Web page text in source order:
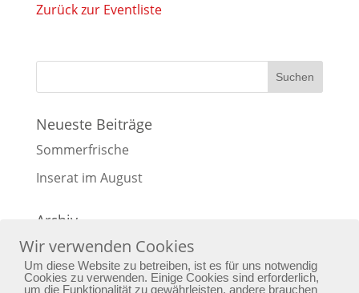
Zurück zur Eventliste
Neueste Beiträge
Sommerfrische
Inserat im August
Archiv
Archiv
Wir verwenden Cookies
Um diese Website zu betreiben, ist es für uns notwendig
Cookies zu verwenden. Einige Cookies sind erforderlich,
um die Funktionalität zu gewährleisten, andere brauchen